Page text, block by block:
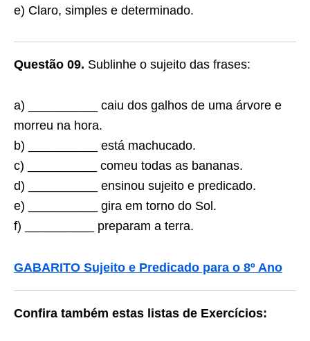
e) Claro, simples e determinado.
Questão 09. Sublinhe o sujeito das frases:
a) __________ caiu dos galhos de uma árvore e
morreu na hora.
b) __________ está machucado.
c) __________ comeu todas as bananas.
d) __________ ensinou sujeito e predicado.
e) __________ gira em torno do Sol.
f) __________ preparam a terra.
GABARITO Sujeito e Predicado para o 8º Ano
Confira também estas listas de Exercícios: